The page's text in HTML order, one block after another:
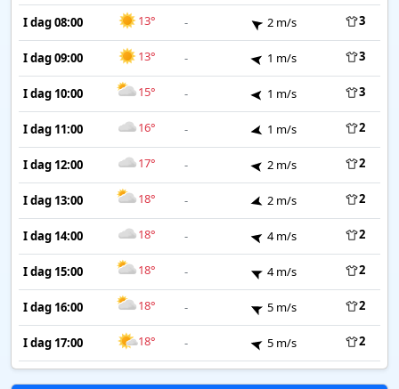
I dag 08:00 13° - 2 m/s 3
I dag 09:00 13° - 1 m/s 3
I dag 10:00 15° - 1 m/s 3
I dag 11:00 16° - 1 m/s 2
I dag 12:00 17° - 2 m/s 2
I dag 13:00 18° - 2 m/s 2
I dag 14:00 18° - 4 m/s 2
I dag 15:00 18° - 4 m/s 2
I dag 16:00 18° - 5 m/s 2
I dag 17:00 18° - 5 m/s 2